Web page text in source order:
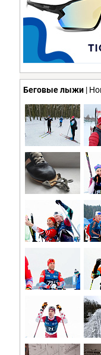
Беговые лыжи |